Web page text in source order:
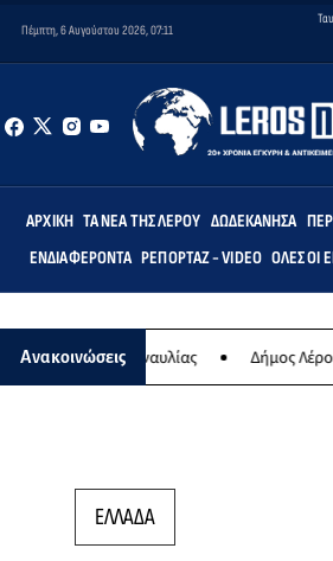
Πέμπτη, 6 Αυγούστου 2026, 07:11
ΑΡΧΙΚΉ ΤΑ ΝΈΑ ΤΗΣ ΛΈΡΟΥ ΔΩΔΕΚΆΝΗΣΑ
ΕΝΔΙΑΦΈΡΟΝΤΑ ΡΕΠΟΡΤΆΖ - VIDEO ΌΛΕΣ ΟΙ
Ανακοινώσεις
ετήσιας συναυλίας Δήμος Λέρου:
ΕΛΛΑΔΑ